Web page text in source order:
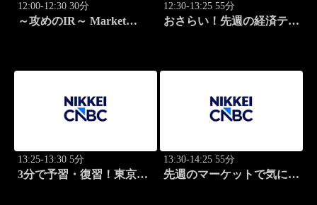
12:00-12:30 30分
～攻めのIR～ Market
12:30-13:25 55分
おさらい！先週の経済テー
13:25-13:30 5分
3分で予習・復習！東京市
13:30-14:25 55分
先週のマーケットで気にな